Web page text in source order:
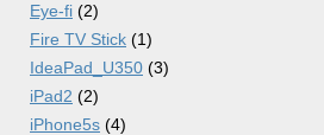
Eye-fi (2)
Fire TV Stick (1)
IdeaPad_U350 (3)
iPad2 (2)
iPhone5s (4)